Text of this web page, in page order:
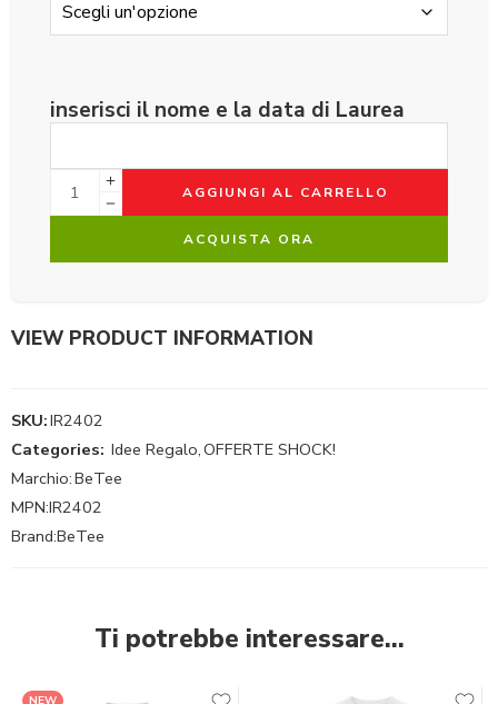
inserisci il nome e la data di Laurea
AGGIUNGI AL CARRELLO
ACQUISTA ORA
VIEW PRODUCT INFORMATION
SKU:IR2402
Categories: Idee Regalo,OFFERTE SHOCK!
Marchio:BeTee
MPN:IR2402
Brand:BeTee
Ti potrebbe interessare…
NEW